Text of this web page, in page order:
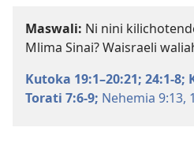
Maswali: Ni nini
Mlima Sinai? Waisraeli
Kutoka 19:1–20:21; 24:1-8;
Torati 7:6-9; Nehemia 9:13,